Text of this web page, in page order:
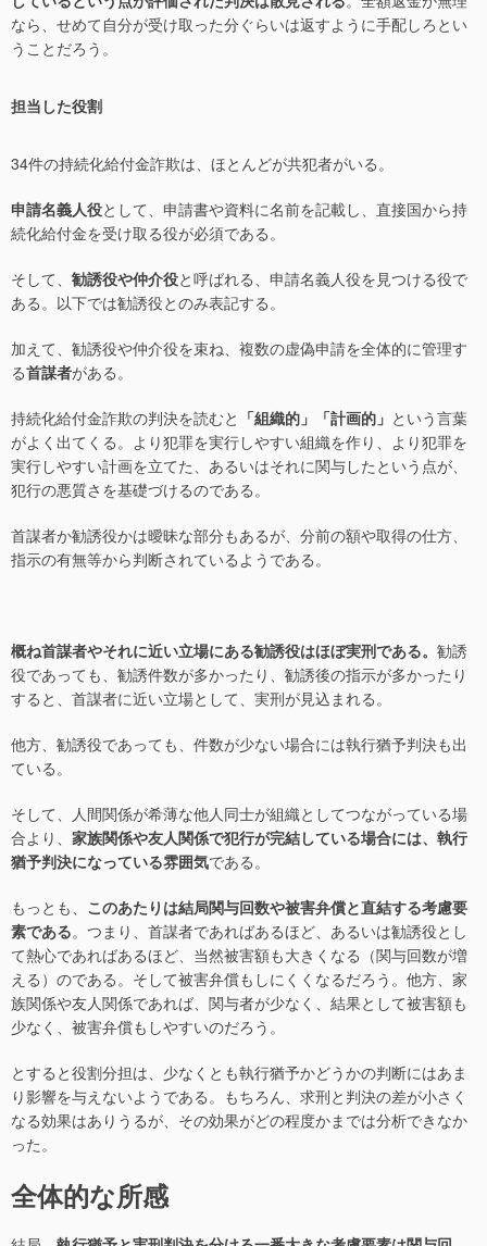
なら、せめて自分が受け取った分ぐらいは返すように手配しろとい
うことだろう。
担当した役割
34件の持続化給付金詐欺は、ほとんどが共犯者がいる。
申請名義人役として、申請書や資料に名前を記載し、直接国から持
続化給付金を受け取る役が必須である。
そして、 勧誘役や仲介役と呼ばれる、申請名義人役を見つける役で
ある。以下では勧誘役とのみ表記する。
加えて、勧誘役や仲介役を束ね、複数の虚偽申請を全体的に管理す
る首謀者がある。
持続化給付金詐欺の判決を読むと 「組織的」「計画的」 という言葉
がよく出てくる。より犯罪を実行しやすい組織を作り、より犯罪を
実行しやすい計画を立てた、あるいはそれに関与したという点が、
犯行の悪質さを基礎づけるのである。
首謀者か勧誘役かは曖昧な部分もあるが、分前の額や取得の仕方、
指示の有無等から判断されているようである。
概ね首謀者やそれに近い立場にある勧誘役はほぼ実刑である。 勧誘
役であっても、勧誘件数が多かったり、勧誘後の指示が多かったり
すると、首謀者に近い立場として、実刑が見込まれる。
他方、勧誘役であっても、件数が少ない場合には執行猶予判決も出
ている。
そして、人間関係が希薄な他人同士が組織としてつながっている場
合より、 家族関係や友人関係で犯行が完結している場合には、執行
猶予判決になっている雰囲気である。
もっとも、 このあたりは結局関与回数や被害弁償と直結する考慮要
素である。つまり、首謀者であればあるほど、あるいは勧誘役とし
て熱心であればあるほど、当然被害額も大きくなる（関与回数が増
える）のである。そして被害弁償もしにくくなるだろう。他方、家
族関係や友人関係であれば、関与者が少なく、結果として被害額も
少なく、被害弁償もしやすいのだろう。
とすると役割分担は、少なくとも執行猶予かどうかの判断にはあま
り影響を与えないようである。もちろん、求刑と判決の差が小さく
なる効果はありうるが、その効果がどの程度かまでは分析できなか
った。
全体的な所感